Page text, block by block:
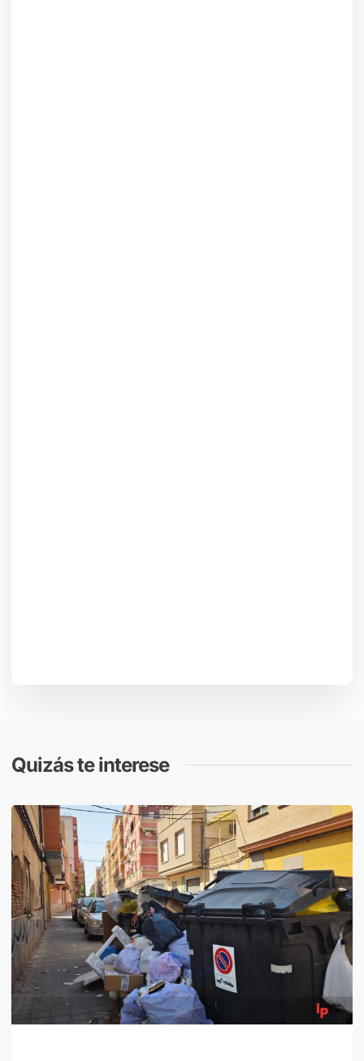
Quizás te interese